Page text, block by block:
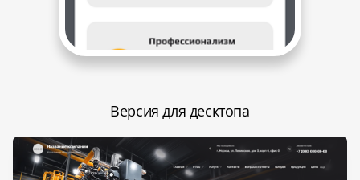
Версия для десктопа